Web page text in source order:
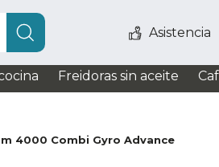
Asistencia
Freidoras sin aceite
4000 Combi Gyro Advance